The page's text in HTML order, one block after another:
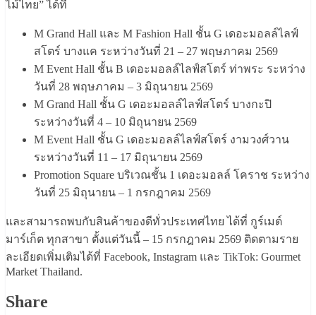
ไม้ไทย” ได้ที่
M Grand Hall และ M Fashion Hall ชั้น G เดอะมอลล์ไลฟ์
สโตร์ บางแค ระหว่างวันที่ 21 – 27 พฤษภาคม 2569
M Event Hall ชั้น B เดอะมอลล์ไลฟ์สโตร์ ท่าพระ ระหว่าง
วันที่ 28 พฤษภาคม – 3 มิถุนายน 2569
M Grand Hall ชั้น G เดอะมอลล์ไลฟ์สโตร์ บางกะปิ
ระหว่างวันที่ 4 – 10 มิถุนายน 2569
M Event Hall ชั้น G เดอะมอลล์ไลฟ์สโตร์ งามวงศ์วาน
ระหว่างวันที่ 11 – 17 มิถุนายน 2569
Promotion Square บริเวณชั้น 1 เดอะมอลล์ โคราช ระหว่าง
วันที่ 25 มิถุนายน – 1 กรกฎาคม 2569
และสามารถพบกับสินค้าของดีทั่วประเทศไทย ได้ที่ กูร์เมต์
มาร์เก็ต ทุกสาขา ตั้งแต่วันนี้ – 15 กรกฎาคม 2569 ติดตามราย
ละเอียดเพิ่มเติมได้ที่ Facebook, Instagram และ TikTok: Gourmet
Market Thailand.
Share